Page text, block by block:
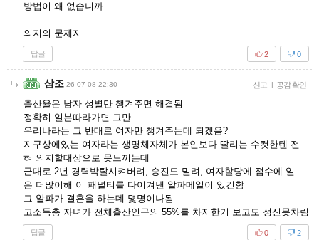
방법이 왜 없습니까
의지의 문제지
답글 0
2
삼조 26-07-08 22:30 신고 | 공감 확인
출산율은 남자 성별만 챙겨주면 해결됨
정확히 일본따라가면 그만
우리나라는 그 반대로 여자만 챙겨주는데 되겠음?
지구상에있는 여자라는 생명체자체가 본인보다 딸리는 수컷한텐 전
혀 의지할대상으로 못느끼는데
군대로 2년 경력박탈시켜버려, 승진도 밀려, 여자할당에 점수에 일
은 더많이해 이 패널티를 다이겨낸 알파메일이 있긴함
그 알파가 결혼을 하는데 몇명이나됨
고소득층 자녀가 전체출산인구의 55%를 차지한거 보고도 정신못차림
답글 2
0